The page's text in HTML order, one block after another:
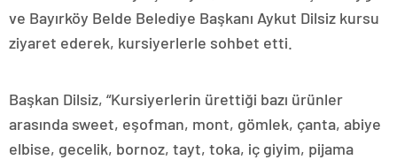
ve Bayırköy Belde Belediye Başkanı Aykut Dilsiz kursu
ziyaret ederek, kursiyerlerle sohbet etti.
Başkan Dilsiz, “Kursiyerlerin ürettiği bazı ürünler
arasında sweet, eşofman, mont, gömlek, çanta, abiye
elbise, gecelik, bornoz, tayt, toka, iç giyim, pijama